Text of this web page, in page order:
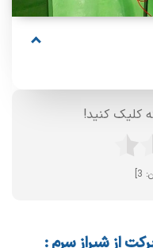
کلیک کنید!
3
]